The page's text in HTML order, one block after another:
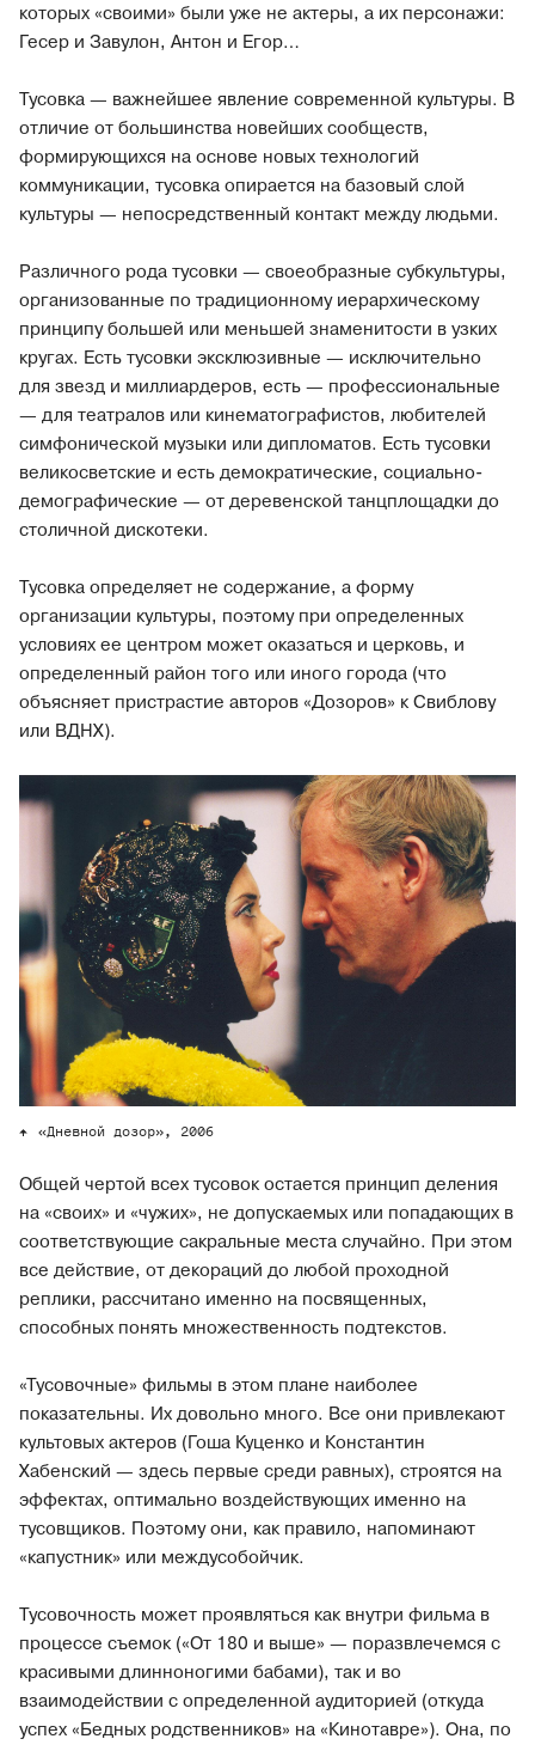
которых «своими» были уже не актеры, а их персонажи:
Гесер и Завулон, Антон и Егор…
Тусовка — важнейшее явление современной культуры. В
отличие от большинства новейших сообществ,
формирующихся на основе новых технологий
коммуникации, тусовка опирается на базовый слой
культуры — непосредственный контакт между людьми.
Различного рода тусовки — своеобразные субкультуры,
организованные по традиционному иерархическому
принципу большей или меньшей знаменитости в узких
кругах. Есть тусовки эксклюзивные — исключительно
для звезд и миллиардеров, есть — профессиональные
— для театралов или кинематографистов, любителей
симфонической музыки или дипломатов. Есть тусовки
великосветские и есть демократические, социально-
демографические — от деревенской танцплощадки до
столичной дискотеки.
Тусовка определяет не содержание, а форму
организации культуры, поэтому при определенных
условиях ее центром может оказаться и церковь, и
определенный район того или иного города (что
объясняет пристрастие авторов «Дозоров» к Свиблову
или ВДНХ).
«Дневной дозор», 2006
Общей чертой всех тусовок остается принцип деления
на «своих» и «чужих», не допускаемых или попадающих в
соответствующие сакральные места случайно. При этом
все действие, от декораций до любой проходной
реплики, рассчитано именно на посвященных,
способных понять множественность подтекстов.
«Тусовочные» фильмы в этом плане наиболее
показательны. Их довольно много. Все они привлекают
культовых актеров (Гоша Куценко и Константин
Хабенский — здесь первые среди равных), строятся на
эффектах, оптимально воздействующих именно на
тусовщиков. Поэтому они, как правило, напоминают
«капустник» или междусобойчик.
Тусовочность может проявляться как внутри фильма в
процессе съемок («От 180 и выше» — поразвлечемся с
красивыми длинноногими бабами), так и во
взаимодействии с определенной аудиторией (откуда
успех «Бедных родственников» на «Кинотавре»). Она, по